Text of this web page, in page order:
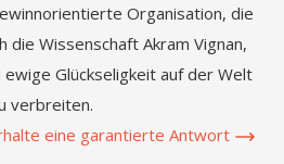
Organisation, die
die Wissenschaft Akram Vignan,
Glückseligkeit auf der Welt
verbreiten.
eine garantierte Antwort